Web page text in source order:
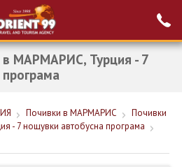
Проверка на
резервация
МАРМАРИС, Турция - 7
Почивки в МАРМАРИС
Почивки
- 7 нощувки автобусна програма